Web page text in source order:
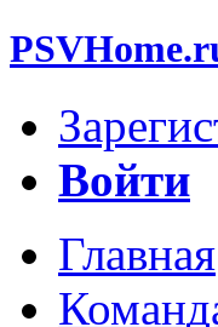
Войти
Главная